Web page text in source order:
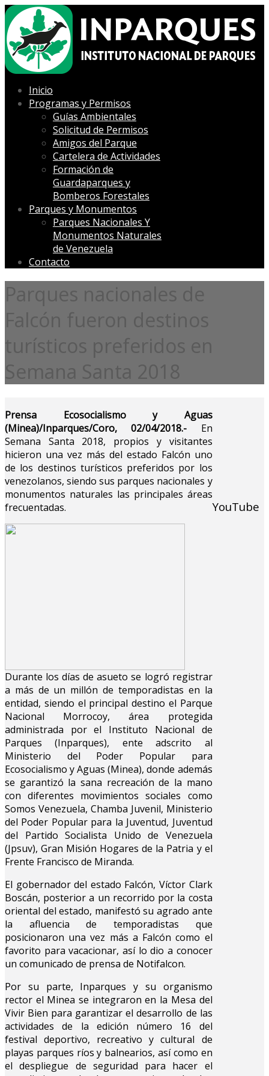
Inicio
Programas y Permisos
Guías Ambientales
Solicitud de Permisos
Amigos del Parque
Cartelera de Actividades
Formación de
Guardaparques y
Bomberos Forestales
Parques y Monumentos
Parques Nacionales Y
Monumentos Naturales
de Venezuela
Contacto
Parques nacionales de
Falcón fueron destinos
turísticos preferidos en
Semana Santa 2018
Prensa Ecosocialismo y Aguas
(Minea)/Inparques/Coro, 02/04/2018.- En
Semana Santa 2018, propios y visitantes
hicieron una vez más del estado Falcón uno
de los destinos turísticos preferidos por los
venezolanos, siendo sus parques nacionales y
monumentos naturales las principales áreas
frecuentadas.
Durante los días de asueto se logró registrar
a más de un millón de temporadistas en la
entidad, siendo el principal destino el Parque
Nacional Morrocoy, área protegida
administrada por el Instituto Nacional de
Parques (Inparques), ente adscrito al
Ministerio del Poder Popular para
Ecosocialismo y Aguas (Minea), donde además
se garantizó la sana recreación de la mano
con diferentes movimientos sociales como
Somos Venezuela, Chamba Juvenil, Ministerio
del Poder Popular para la Juventud, Juventud
del Partido Socialista Unido de Venezuela
(Jpsuv), Gran Misión Hogares de la Patria y el
Frente Francisco de Miranda.
El gobernador del estado Falcón, Víctor Clark
Boscán, posterior a un recorrido por la costa
oriental del estado, manifestó su agrado ante
la afluencia de temporadistas que
posicionaron una vez más a Falcón como el
favorito para vacacionar, así lo dio a conocer
un comunicado de prensa de Notifalcon.
Por su parte, Inparques y su organismo
rector el Minea se integraron en la Mesa del
Vivir Bien para garantizar el desarrollo de las
actividades de la edición número 16 del
festival deportivo, recreativo y cultural de
playas parques ríos y balnearios, así como en
el despliegue de seguridad para hacer el
YouTube